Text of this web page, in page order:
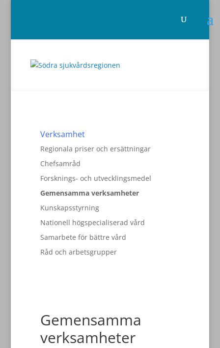
Verksamhet
Regionala priser och ersättningar
Chefsamråd
Forsknings- och utvecklingsmedel
Gemensamma verksamheter
Kunskapsstyrning
Nationell högspecialiserad vård
Samarbete för bättre vård
Råd och arbetsgrupper
Gemensamma
verksamheter